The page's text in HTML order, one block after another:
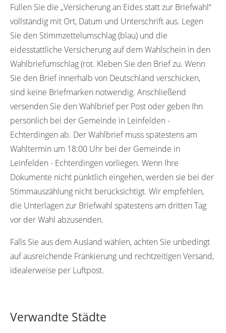
Füllen Sie die „Versicherung an Eides statt zur Briefwahl“
vollständig mit Ort, Datum und Unterschrift aus. Legen
Sie den Stimmzettelumschlag (blau) und die
eidesstattliche Versicherung auf dem Wahlschein in den
Wahlbriefumschlag (rot. Kleben Sie den Brief zu. Wenn
Sie den Brief innerhalb von Deutschland verschicken,
sind keine Briefmarken notwendig. Anschließend
versenden Sie den Wahlbrief per Post oder geben Ihn
persönlich bei der Gemeinde in Leinfelden -
Echterdingen ab. Der Wahlbrief muss spätestens am
Wahltermin um 18:00 Uhr bei der Gemeinde in
Leinfelden - Echterdingen vorliegen. Wenn Ihre
Dokumente nicht pünktlich eingehen, werden sie bei der
Stimmauszählung nicht berücksichtigt. Wir empfehlen,
die Unterlagen zur Briefwahl spätestens am dritten Tag
vor der Wahl abzusenden.
Falls Sie aus dem Ausland wählen, achten Sie unbedingt
auf ausreichende Frankierung und rechtzeitigen Versand,
idealerweise per Luftpost.
Verwandte Städte